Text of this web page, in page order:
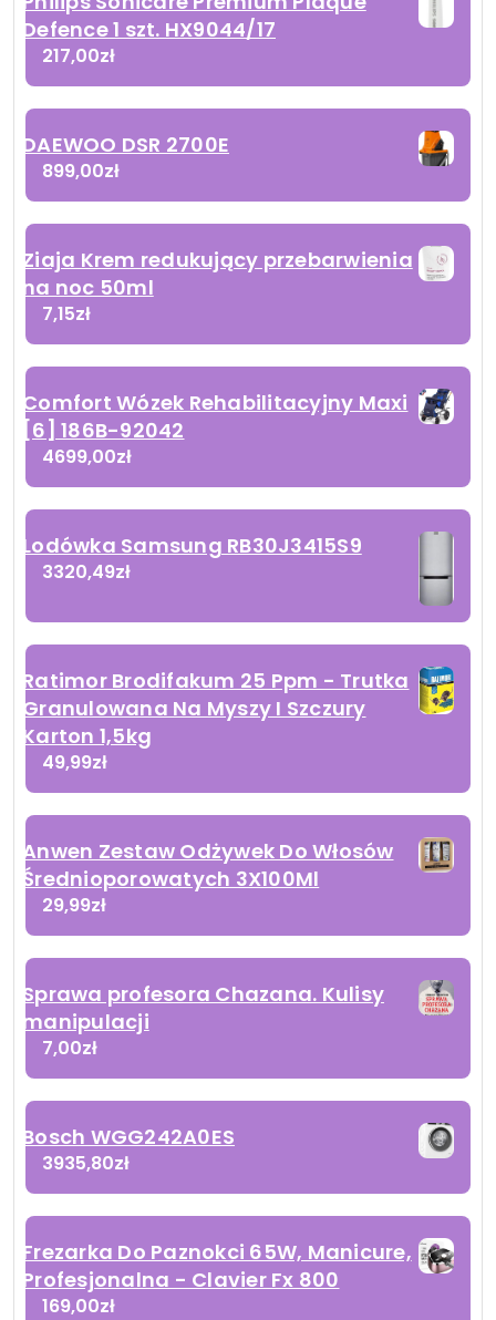
Defence 1 szt. HX9044/17
217,00zł
DAEWOO DSR 2700E
899,00zł
Ziaja Krem redukujący przebarwienia
na noc 50ml
7,15zł
Comfort Wózek Rehabilitacyjny Maxi
[6] 186B-92042
4699,00zł
Lodówka Samsung RB30J3415S9
3320,49zł
Ratimor Brodifakum 25 Ppm - Trutka
Granulowana Na Myszy I Szczury
Karton 1,5kg
49,99zł
Anwen Zestaw Odżywek Do Włosów
Średnioporowatych 3X100Ml
29,99zł
Sprawa profesora Chazana. Kulisy
manipulacji
7,00zł
Bosch WGG242A0ES
3935,80zł
Frezarka Do Paznokci 65W, Manicure,
Profesjonalna - Clavier Fx 800
169,00zł